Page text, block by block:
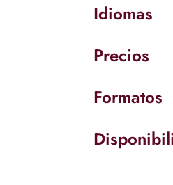
Idiomas
Precios
Formatos